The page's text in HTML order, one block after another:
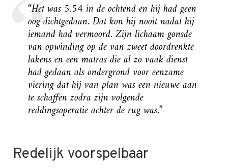
“Het was 5.54 in de ochtend en hij had geen
oog dichtgedaan. Dat kon hij nooit nadat hij
iemand had vermoord. Zijn lichaam gonsde
van opwinding op de van zweet doordrenkte
lakens en een matras die al zo vaak dienst
had gedaan als ondergrond voor eenzame
viering dat hij van plan was een nieuwe aan
te schaffen zodra zijn volgende
reddingsoperatie achter de rug was.”
Redelijk voorspelbaar